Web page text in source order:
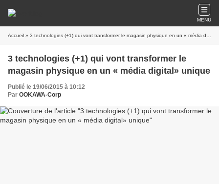
MENU
Accueil » 3 technologies (+1) qui vont transformer le magasin physique en un « média digital» unique
3 technologies (+1) qui vont transformer le
magasin physique en un « média digital» unique
Publié le 19/06/2015 à 10:12
Par OOKAWA-Corp